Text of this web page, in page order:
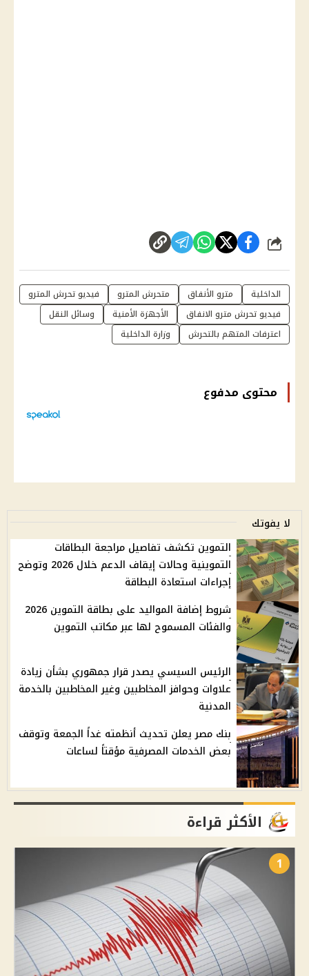
شارك
الداخلية مترو الأنفاق متحرش المترو
فيديو تحرش المترو
فيديو تحرش مترو الانفاق
الأجهزة الأمنية
وسائل النقل
اعترفات المتهم بالتحرش
وزارة الداخلية
محتوى مدفوع
لا يفوتك
التموين تكشف تفاصيل مراجعة البطاقات
التموينية وحالات إيقاف الدعم خلال 2026 وتوضح
إجراءات استعادة البطاقة
شروط إضافة المواليد على بطاقة التموين 2026
والفئات المسموح لها عبر مكاتب التموين
الرئيس السيسي يصدر قرار جمهوري بشأن زيادة
علاوات وحوافز المخاطبين وغير المخاطبين بالخدمة
المدنية
بنك مصر يعلن تحديث أنظمته غداً الجمعة وتوقف
بعض الخدمات المصرفية مؤقتاً لساعات
الأكثر قراءة
1